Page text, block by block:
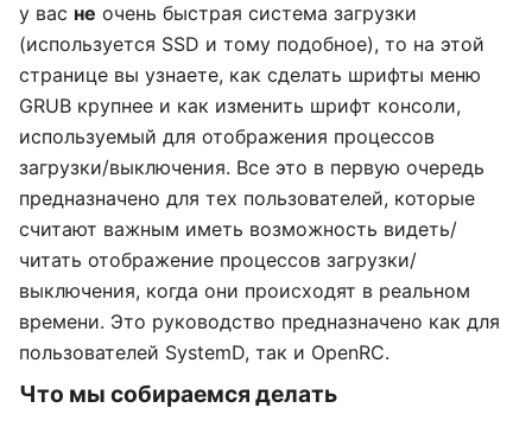
у вас не очень быстрая система загрузки
(используется SSD и тому подобное), то на этой
странице вы узнаете, как сделать шрифты меню
GRUB крупнее и как изменить шрифт консоли,
используемый для отображения процессов
загрузки/выключения. Все это в первую очередь
предназначено для тех пользователей, которые
считают важным иметь возможность видеть/
читать отображение процессов загрузки/
выключения, когда они происходят в реальном
времени. Это руководство предназначено как для
пользователей SystemD, так и OpenRC.
Что мы собираемся делать